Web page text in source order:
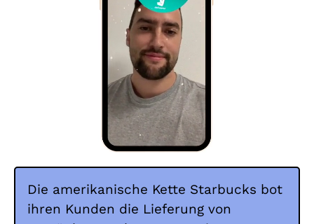
Die amerikanische Kette Starbucks bot
ihren Kunden die Lieferung von